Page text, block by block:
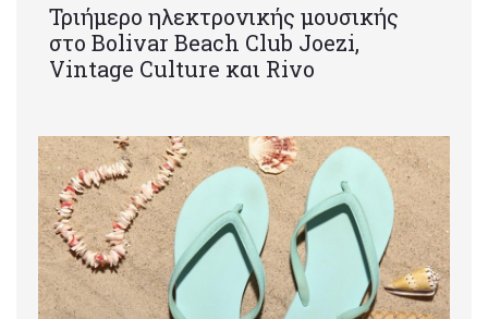
Τριήμερο ηλεκτρονικής μουσικής
στο Bolivar Beach Club Joezi,
Vintage Culture και Rivo